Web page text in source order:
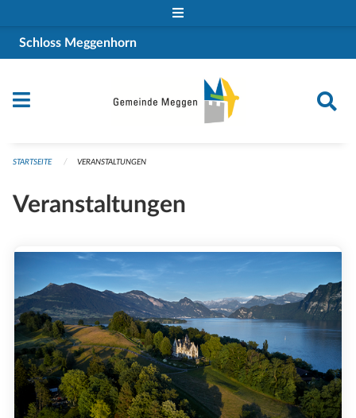
Schloss Meggenhorn
STARTSEITE VERANSTALTUNGEN
Veranstaltungen